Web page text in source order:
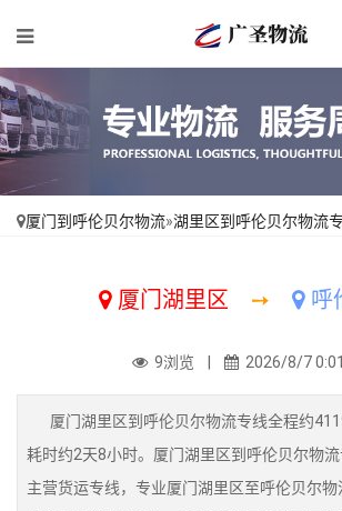
厦门到呼伦贝尔物流»湖里区到呼伦贝尔物流专线_
厦门湖里区 ➙ 呼
9浏览 | 2026/8/7
厦门湖里区到呼伦贝尔物流专线全程约
耗时约2天8小时。厦门湖里区到呼伦贝尔物
主营货运专线，专业厦门湖里区至呼伦贝尔物